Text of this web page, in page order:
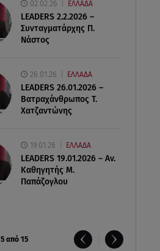
02.02.26 ΕΛΛΑΔΑ
LEADERS 2.2.2026 –
Συνταγματάρχης Π.
Νάστος
26.01.26 ΕΛΛΑΔΑ
LEADERS 26.01.2026 –
Βατραχάνθρωπος Τ.
Χατζαντώνης
19.01.26 ΕΛΛΑΔΑ
LEADERS 19.01.2026 – Αν.
Καθηγητής Μ.
Παπάζογλου
5 από 15